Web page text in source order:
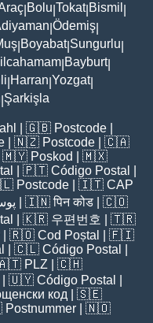
Bolu Tokat| Bismil
Ödemiş
Boyabat| Sungurlu
Bayburt|
Harran Yozgat|
Şarkişla
| 🇬🇧 Postcode
| 🇳🇿 Postcode | 🇨🇦
| 🇲🇾 Poskod
| 🇲🇽
| 🇵🇹 Código Postal
Postcode | 🇮🇹 CAP
| 🇮🇳पिन कोड | 🇨🇴
| 🇰🇷 우편번호
| 🇹🇷
| 🇷🇴 Cod Poștal
| 🇫🇮
| 🇨🇱 Código Postal
🇦🇹 PLZ | 🇨🇭
| 🇺🇾 Código Postal
код | 🇸🇪
Postnummer | 🇳🇴